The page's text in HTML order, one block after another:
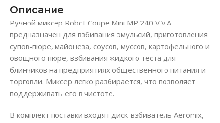
Описание
Ручной миксер Robot Coupe Mini MP 240 V.V.A
предназначен для взбивания эмульсий, приготовления
супов-пюре, майонеза, соусов, муссов, картофельного и
овощного пюре, взбивания жидкого теста для
блинчиков на предприятиях общественного питания и
торговли. Миксер легко разбирается, что позволяет
поддерживать его в чистоте.
В комплект поставки входят диск-взбиватель Aeromix,